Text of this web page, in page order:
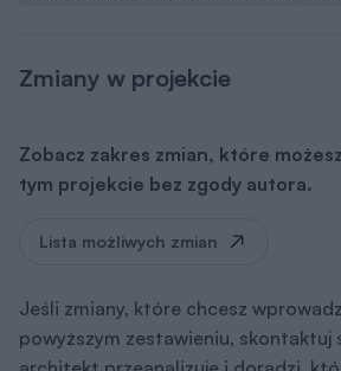
Zmiany w projekcie
Zobacz zakres zmian, które
tym projekcie bez zgody autora.
Lista możliwych zmian
Jeśli zmiany, które chcesz
powyższym zestawieniu, skontaktuj